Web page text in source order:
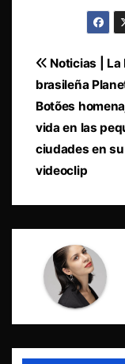
de
Noticias | La
brasileña
Botões
vida en las
ciudades en
videoclip